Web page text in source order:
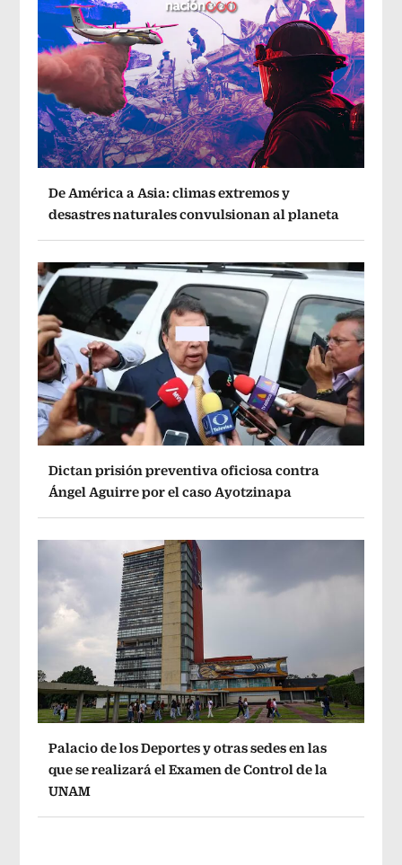
De América a Asia: climas extremos y
desastres naturales convulsionan al planeta
Dictan prisión preventiva oficiosa contra
Ángel Aguirre por el caso Ayotzinapa
Palacio de los Deportes y otras sedes en las
que se realizará el Examen de Control de la
UNAM